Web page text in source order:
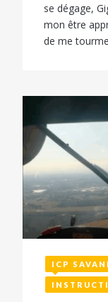
se dégage,
mon être
de me
ICP